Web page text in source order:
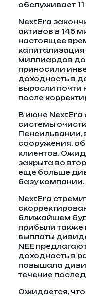
обслуживает
NextEra
активов в 145
настоящее
капитализация
миллиардов
приносили
доходность в
выросли почти
после
В июне NextEra
системы
Пенсильвании,
сооружения,
клиентов.
закрыта во
еще больше
базу компании.
NextEra
ближайшем
прибыли также
выплаты
NEE
доходность в
повышала
течение
Ожидается, что